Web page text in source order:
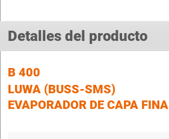
Detalles del producto
B 400
LUWA (BUSS-SMS)
EVAPORADOR DE CAPA FINA